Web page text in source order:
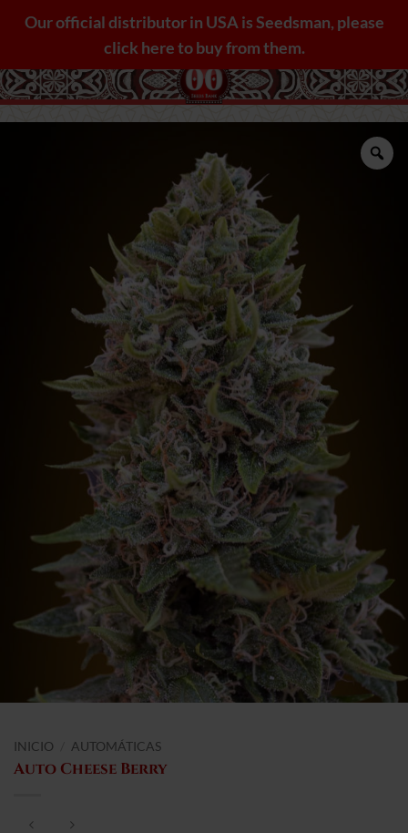
INICIO AUTOMÁTICAS
Auto Cheese Berry
Our official distributor in USA is Seedsman, please
click here to buy from them.